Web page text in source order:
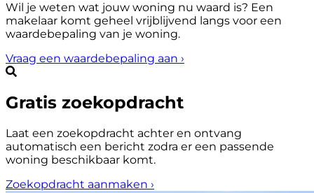
Wil je weten wat jouw woning nu waard is? Een
makelaar komt geheel vrijblijvend langs voor een
waardebepaling van je woning.
Vraag een waardebepaling aan ›
Gratis zoekopdracht
Laat een zoekopdracht achter en ontvang
automatisch een bericht zodra er een passende
woning beschikbaar komt.
Zoekopdracht aanmaken ›